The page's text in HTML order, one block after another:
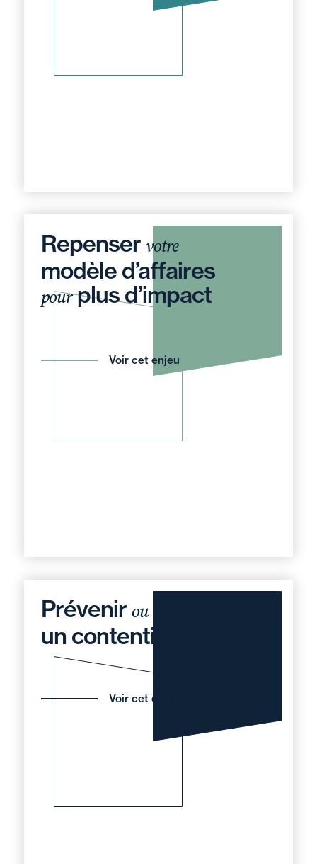
Repenser votre
modèle d’affaires
pourplus d’impact
Voir cet enjeu
Prévenir ourégler
un contentieux spécial
Voir cet enjeu